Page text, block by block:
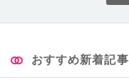
おすすめ新着記事